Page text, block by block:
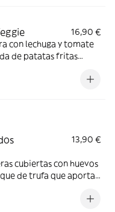
16,90 €
con lechuga y tomate
de patatas fritas
13,90 €
cubiertas con huevos
de trufa que aporta